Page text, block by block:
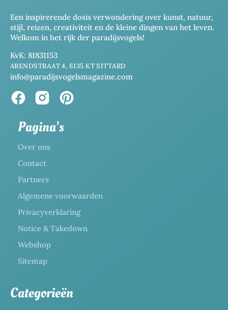
Een inspirerende dosis verwondering over kunst, natuur,
stijl, reizen, creativiteit en de kleine dingen van het leven.
Welkom in het rijk der paradijsvogels!
KvK: 81831153
ARENDSTRAAT 4, 6135 KT SITTARD
info@paradijsvogelsmagazine.com
Pagina's
Over ons
Contact
Partners
Algemene voorwaarden
Privacyverklaring
Notice & Takedown
Webshop
Sitemap
Categorieën